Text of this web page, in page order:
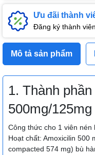
Ưu đãi thành
Đăng ký thành
Mô tả sản phẩm
1. Thành
500mg/125mg
Công thức cho 1 viên nén
Hoạt chất: Amoxicilin 500
compacted 574 mg) bù